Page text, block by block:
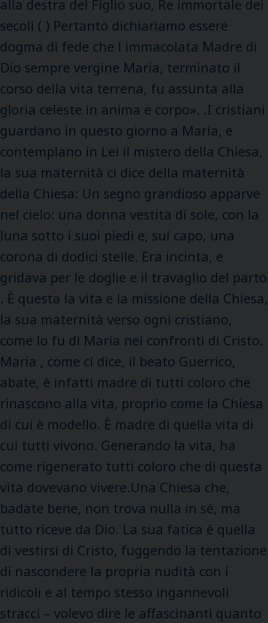
alla destra del Figlio suo, Re immortale dei
secoli ( ) Pertanto dichiariamo essere
dogma di fede che l immacolata Madre di
Dio sempre vergine Maria, terminato il
corso della vita terrena, fu assunta alla
gloria celeste in anima e corpo». .I cristiani
guardano in questo giorno a Maria, e
contemplano in Lei il mistero della Chiesa,
la sua maternità ci dice della maternità
della Chiesa: Un segno grandioso apparve
nel cielo: una donna vestita di sole, con la
luna sotto i suoi piedi e, sul capo, una
corona di dodici stelle. Era incinta, e
gridava per le doglie e il travaglio del parto
. È questa la vita e la missione della Chiesa,
la sua maternità verso ogni cristiano,
come lo fu di Maria nei confronti di Cristo.
Maria , come ci dice, il beato Guerrico,
abate, è infatti madre di tutti coloro che
rinascono alla vita, proprio come la Chiesa
di cui è modello. È madre di quella vita di
cui tutti vivono. Generando la vita, ha
come rigenerato tutti coloro che di questa
vita dovevano vivere.Una Chiesa che,
badate bene, non trova nulla in sé, ma
tutto riceve da Dio. La sua fatica è quella
di vestirsi di Cristo, fuggendo la tentazione
di nascondere la propria nudità con i
ridicoli e al tempo stesso ingannevoli
stracci – volevo dire le affascinanti quanto